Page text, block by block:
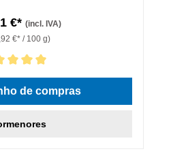
€* (incl. IVA)
€* / 100 g)
5 de 5 estrelas
de compras